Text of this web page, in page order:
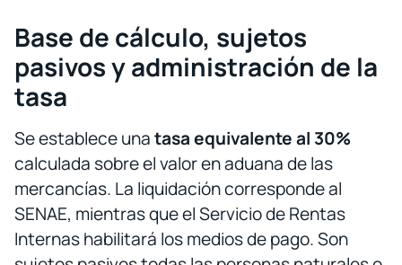
Base de cálculo, sujetos
pasivos y administración de la
tasa
Se establece unatasa equivalente al 30%
calculada sobre el valor en aduana de las
mercancías. La liquidación corresponde al
SENAE, mientras que el Servicio de Rentas
Internas habilitará los medios de pago. Son